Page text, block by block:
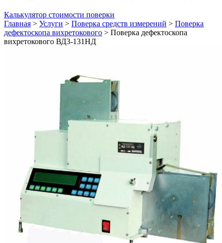
Калькулятор стоимости поверки
Главная > Услуги > Поверка средств измерений > Поверка
дефектоскопа вихретокового > Поверка дефектоскопа
вихретокового ВД3-131НД